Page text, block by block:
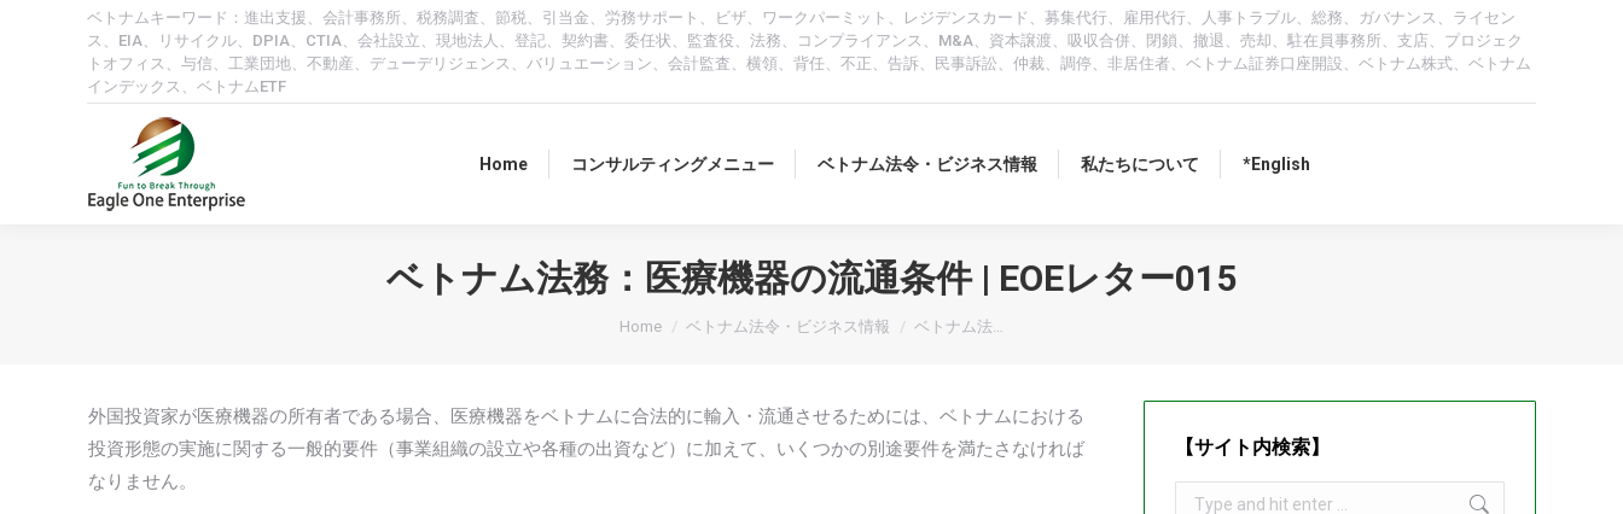
ベトナムキーワード：進出支援、会計事務所、税務調査、節税、引当金、労務サポート、ビザ、ワークパーミット、レジデンスカード、募集代行、雇用代行、人事トラブル、総務、ガバナンス、ライセン
ス、EIA、リサイクル、DPIA、CTIA、会社設立、現地法人、登記、契約書、委任状、監査役、法務、コンプライアンス、M&A、資本譲渡、吸収合併、閉鎖、撤退、売却、駐在員事務所、支店、プロジェク
トオフィス、与信、工業団地、不動産、デューデリジェンス、バリュエーション、会計監査、横領、背任、不正、告訴、民事訴訟、仲裁、調停、非居住者、ベトナム証券口座開設、ベトナム株式、ベトナム
インデックス、ベトナムETF
Home コンサルティングメニュー ベトナム法令・ビジネス情報 私たちについて *English
ベトナム法務：医療機器の流通条件 | EOEレター015
You are here:
Home ベトナム法令・ビジネス情報 ベトナム法…
外国投資家が医療機器の所有者である場合、医療機器をベトナムに合法的に輸入・流通させるためには、ベトナムにおける
投資形態の実施に関する一般的要件（事業組織の設立や各種の出資など）に加えて、いくつかの別途要件を満たさなければ
なりません。
【サイト内検索】
Search: